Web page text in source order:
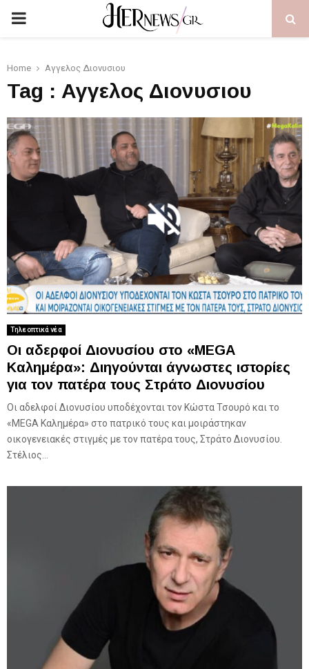
PRIMARY
Home Αγγελος Διονυσιου
Tag : Αγγελος Διονυσιου
Τηλεοπτικά νέα
Οι αδερφοί Διονυσίου στο «MEGA
Καλημέρα»: Διηγούνται άγνωστες ιστορίες
για τον πατέρα τους Στράτο Διονυσίου
Οι αδελφοί Διονυσίου υποδέχονται τον Κώστα Τσουρό και το
«MEGA Καλημέρα» στο πατρικό τους και μοιράστηκαν
οικογενειακές στιγμές με τον πατέρα τους, Στράτο Διονυσίου.
Στέλιος...